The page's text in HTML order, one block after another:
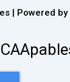
| Powered